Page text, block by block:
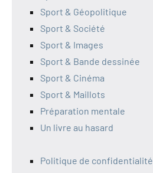
Sport & Géopolitique
Sport & Société
Sport & Images
Sport & Bande dessinée
Sport & Cinéma
Sport & Maillots
Préparation mentale
Un livre au hasard
Politique de confidentialité